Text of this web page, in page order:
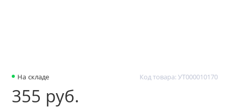
На складе Код товара: УТ000010170
355 руб.